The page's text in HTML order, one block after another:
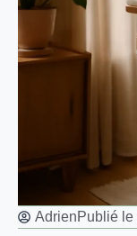
AdrienPublié le